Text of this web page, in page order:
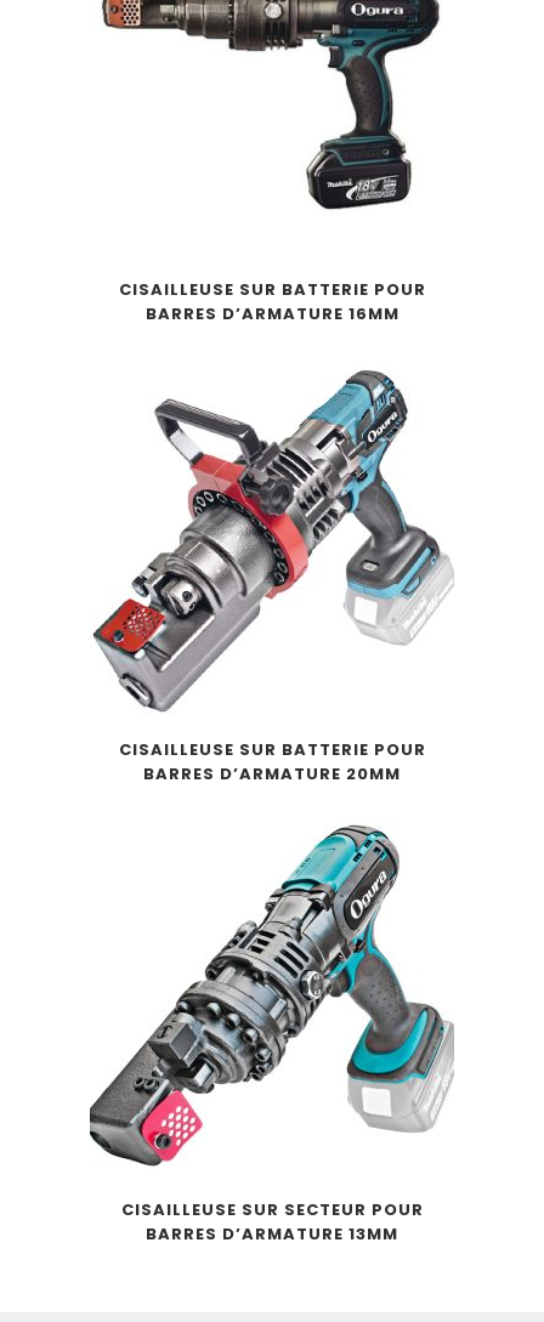
CISAILLEUSE SUR BATTERIE POUR
BARRES D’ARMATURE 16MM
CISAILLEUSE SUR BATTERIE POUR
BARRES D’ARMATURE 20MM
CISAILLEUSE SUR SECTEUR POUR
BARRES D’ARMATURE 13MM